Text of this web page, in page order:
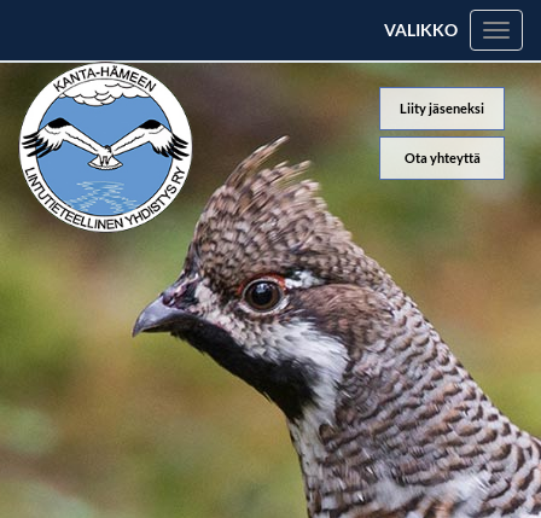
VALIKKO
Liity jäseneksi
Ota yhteyttä